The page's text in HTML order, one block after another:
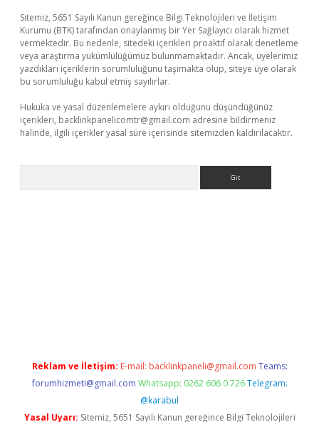
Sitemiz, 5651 Sayılı Kanun gereğince Bilgi Teknolojileri ve İletişim
Kurumu (BTK) tarafından onaylanmış bir Yer Sağlayıcı olarak hizmet
vermektedir. Bu nedenle, sitedeki içerikleri proaktif olarak denetleme
veya araştırma yükümlülüğümüz bulunmamaktadır. Ancak, üyelerimiz
yazdıkları içeriklerin sorumluluğunu taşımakta olup, siteye üye olarak
bu sorumluluğu kabul etmiş sayılırlar.
Hukuka ve yasal düzenlemelere aykırı olduğunu düşündüğünüz
içerikleri, backlinkpanelicomtr@gmail.com adresine bildirmeniz
halinde, ilgili içerikler yasal süre içerisinde sitemizden kaldırılacaktır.
Reklam ve İletişim: E-mail: backlinkpaneli@gmail.com Teams:
forumhizmeti@gmail.com Whatsapp: 0262 606 0 726 Telegram:
@karabul
Yasal Uyarı: Sitemiz, 5651 Sayılı Kanun gereğince Bilgi Teknolojileri